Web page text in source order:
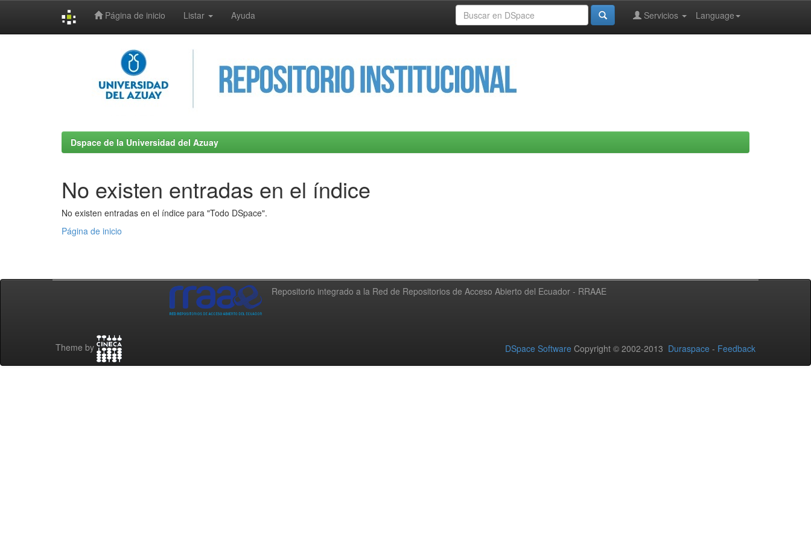
Página de inicio Listar Ayuda Language
Servicios
Dspace de la Universidad del Azuay
No existen entradas en el índice
No existen entradas en el índice para "Todo DSpace".
Página de inicio
Repositorio integrado a la Red de Repositorios de Acceso Abierto del Ecuador - RRAAE
Theme by DSpace Software Copyright © 2002-2013 Duraspace - Feedback